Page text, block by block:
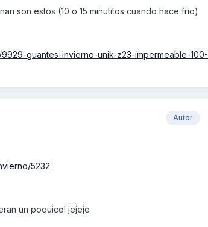
son estos (10 o 15 minutitos cuando hace frio)
guantes-invierno-unik-z23-impermeable-100-
Autor
5232
un poquico! jejeje